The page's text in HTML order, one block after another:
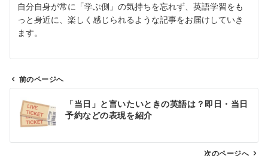
自分自身が常に「学ぶ側」の気持ちを忘れず、英語学習をも
っと身近に、楽しく感じられるような記事をお届けしていき
ます。
前のページへ
「当日」と言いたいときの英語は？即日・当日
予約などの表現を紹介
次のページへ